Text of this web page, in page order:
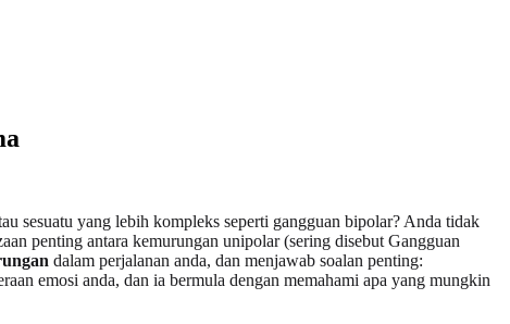
sesuatu yang lebih kompleks seperti gangguan bipolar? Anda tidak
penting antara kemurungan unipolar (sering disebut Gangguan
dalam perjalanan anda, dan menjawab soalan penting:
emosi anda, dan ia bermula dengan memahami apa yang mungkin